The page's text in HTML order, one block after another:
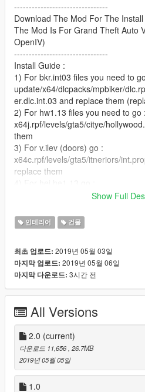
--------------------------------
Download The Mod For The
The Mod Is For Grand Theft Auto
OpenIV)
--------------------------------
Install Guide :
1) For bkr.int03 files you need to
update/x64/dlcpacks/mpbiker/
er.dlc.int.03 and replace them
2) For hw1.13 files you need to go :
x64j.rpf/levels/gta5/citye/
them
3) For v.ilev (doors) go :
x64c.rpf/levels/gta5/itneriors/
replace them
update/update.rpf/dlc.patch/
--------------------------------
If You Want Greek Version Of This
Show Full
인테리어 건물
최초 업로드: 2019년 05월 03일
마지막 업로드: 2019년 05월 06일
마지막 다운로드: 3시간 전
All Versions
2.0 (current)
다운로드 11,656, 26.7MB
2019년 05월 05일
1.0